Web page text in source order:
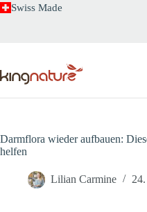
ZumSwiss Made
Darmflora wieder aufbauen:
helfen
Lilian Carmine